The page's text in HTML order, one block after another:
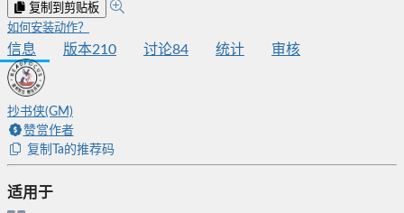
复制到剪贴板
如何安装动作？
信息 版本210 讨论84 统计 审核
抄书侠(GM)
赞赏作者
复制Ta的推荐码
适用于